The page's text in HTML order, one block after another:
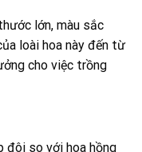
lớn, màu sắc
loài hoa này đến từ
cho việc trồng
đôi so với hoa hồng